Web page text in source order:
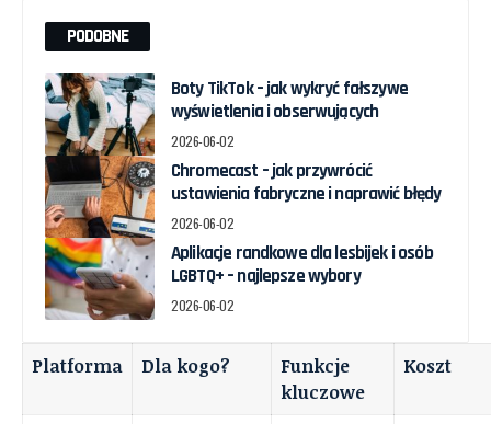
PODOBNE
Boty TikTok – jak wykryć fałszywe
wyświetlenia i obserwujących
2026-06-02
Chromecast – jak przywrócić
ustawienia fabryczne i naprawić błędy
2026-06-02
Aplikacje randkowe dla lesbijek i osób
LGBTQ+ – najlepsze wybory
2026-06-02
Platforma Dla kogo?
Funkcje
kluczowe
Koszt